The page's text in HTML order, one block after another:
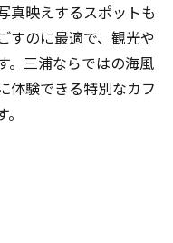
真映えするスポットも
すのに最適で、観光や
。三浦ならではの海風
体験できる特別なカフ